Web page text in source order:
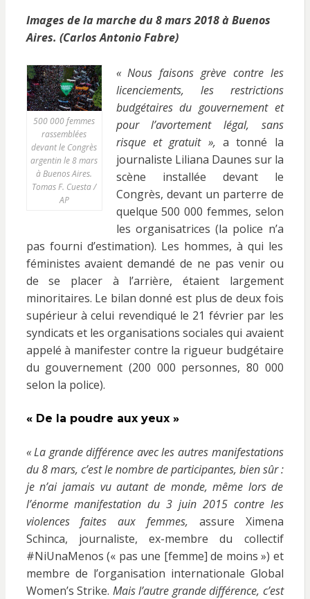
Images de la marche du 8 mars 2018 à Buenos
Aires. (Carlos Antonio Fabre)
500 000 femmes
rassemblées
devant le Congrès
argentin le 8 mars
à Buenos Aires.
Tomas F. Cuesta /
AP
« Nous faisons grève contre les
licenciements, les restrictions
budgétaires du gouvernement et
pour l’avortement légal, sans
risque et gratuit », a tonné la
journaliste Liliana Daunes sur la
scène installée devant le
Congrès, devant un parterre de
quelque 500 000 femmes, selon
les organisatrices (la police n’a
pas fourni d’estimation). Les hommes, à qui les
féministes avaient demandé de ne pas venir ou
de se placer à l’arrière, étaient largement
minoritaires. Le bilan donné est plus de deux fois
supérieur à celui revendiqué le 21 février par les
syndicats et les organisations sociales qui avaient
appelé à manifester contre la rigueur budgétaire
du gouvernement (200 000 personnes, 80 000
selon la police).
« De la poudre aux yeux »
« La grande différence avec les autres manifestations
du 8 mars, c’est le nombre de participantes, bien sûr :
je n’ai jamais vu autant de monde, même lors de
l’énorme manifestation du 3 juin 2015 contre les
violences faites aux femmes, assure Ximena
Schinca, journaliste, ex-membre du collectif
#NiUnaMenos (« pas une [femme] de moins ») et
membre de l’organisation internationale Global
Women’s Strike. Mais l’autre grande différence, c’est